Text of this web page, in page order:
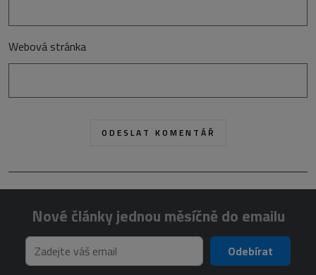
Webová stránka
Nové články jednou měsíčně do emailu
Odebírat